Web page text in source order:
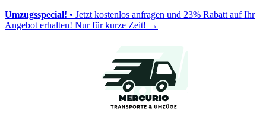
Umzugsspecial! • Jetzt kostenlos anfragen und 23% Rabatt auf Ihr
Angebot erhalten! Nur für kurze Zeit! →